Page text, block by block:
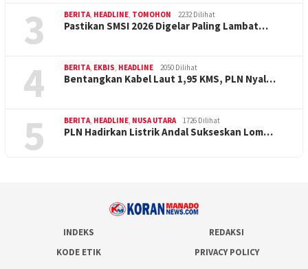
3 BERITA, HEADLINE, TOMOHON 2232 Dilihat
Pastikan SMSI 2026 Digelar Paling Lambat…
4 BERITA, EKBIS, HEADLINE 2050 Dilihat
Bentangkan Kabel Laut 1,95 KMS, PLN Nyal…
5 BERITA, HEADLINE, NUSA UTARA 1726 Dilihat
PLN Hadirkan Listrik Andal Sukseskan Lom…
INDEKS
REDAKSI
KODE ETIK
PRIVACY POLICY